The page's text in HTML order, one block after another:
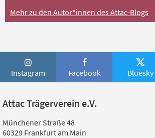
Mehr zu den Autor*innen des Attac-Blogs
Instagram Facebook Bluesky
Attac Trägerverein e.V.
Münchener Straße 48
60329 Frankfurt am Main